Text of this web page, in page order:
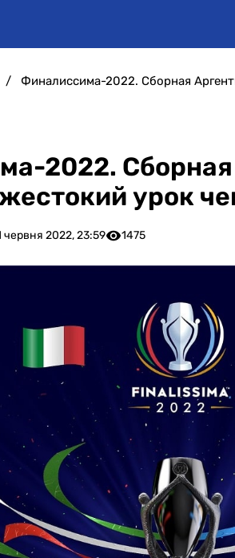
2022.
урок
червня 2022, 23:59 1475